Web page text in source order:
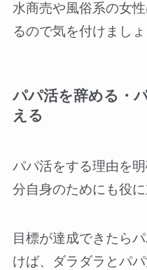
水商売や風俗系の女
るので気を付けましょ
パパ活を辞める・
える
パパ活をする理由を
分自身のためにも役に
目標が達成できたら
けば、ダラダラとパ